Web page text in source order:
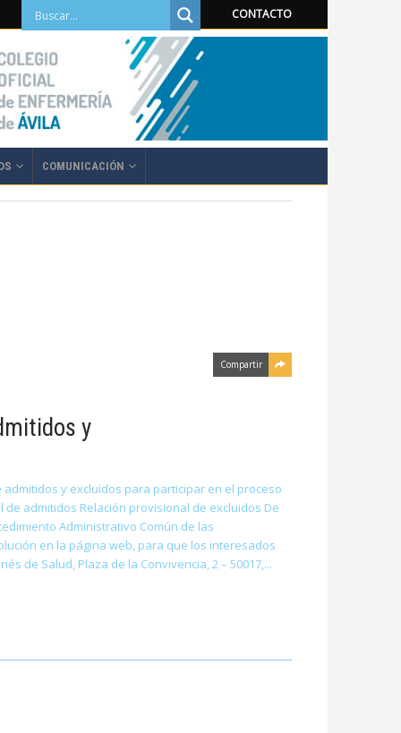
CONTACTO
COMUNICACIÓN
Compartir
y
admitidos y excluidos para participar en el proceso
admitidos Relación provisional de excluidos De
Administrativo Común de las
en la página web, para que los interesados
de Salud, Plaza de la Convivencia, 2 – 50017,